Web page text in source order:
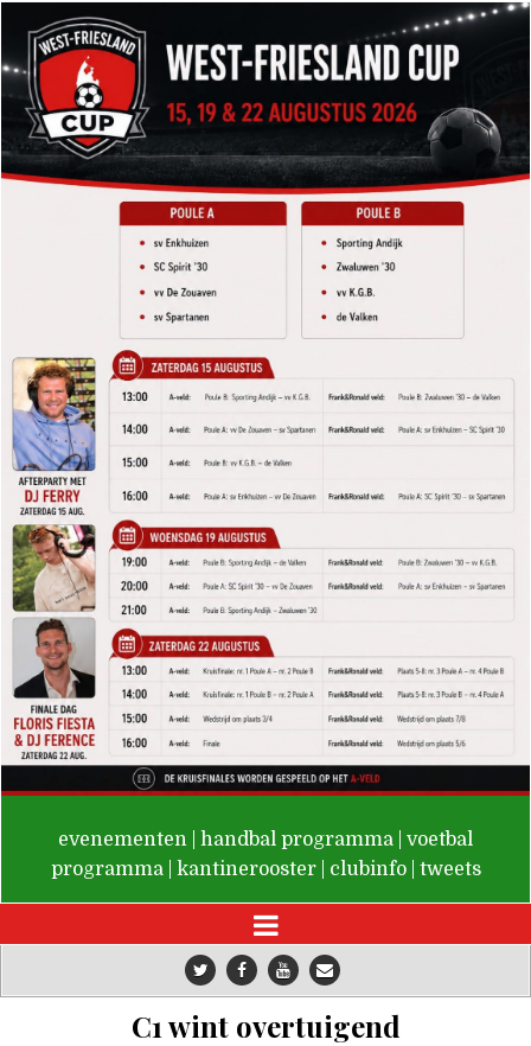
De Valken
evenementen handbal programma
voetbal
programma
kantinerooster clubinfo tweets
C1 wint overtuigend